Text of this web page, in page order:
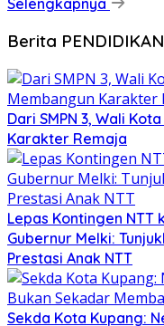
Berita PENDIDIKAN
Dari SMPN 3, Wali
Karakter Remaja
Lepas Kontingen NTT
Gubernur Melki:
Prestasi Anak NTT
Sekda Kota Kupang: